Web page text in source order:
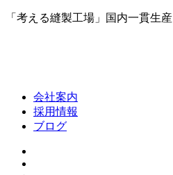
「考える縫製工場」国内一貫生産
会社案内
採用情報
ブログ